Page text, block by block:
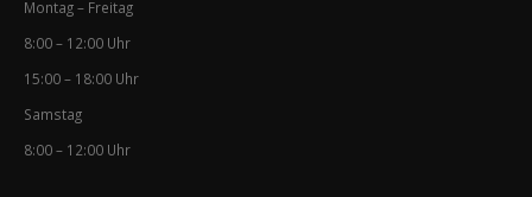
Montag – Freitag
8:00 – 12:00 Uhr
15:00 – 18:00 Uhr
Samstag
8:00 – 12:00 Uhr